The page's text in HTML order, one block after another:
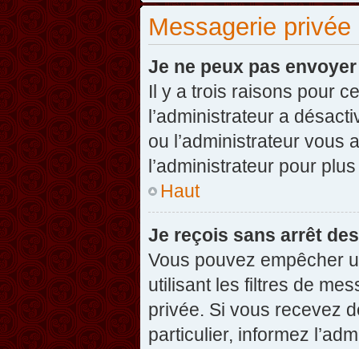
Messagerie privée
Je ne peux pas
Il y a trois raisons pour
l’administrateur a
ou l’administrateur vous
l’administrateur pour
Haut
Je reçois sans arrêt
Vous pouvez empêcher
utilisant les filtres de
privée. Si vous recevez
particulier, informez